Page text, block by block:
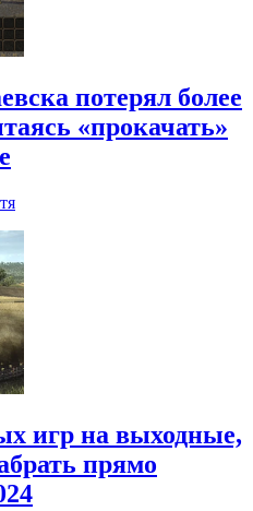
потерял более
«прокачать»
игр на выходные,
прямо